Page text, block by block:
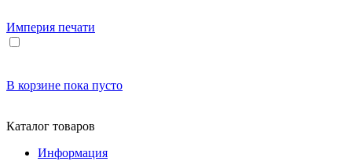
Империя печати
В корзине пока пусто
Каталог товаров
Информация